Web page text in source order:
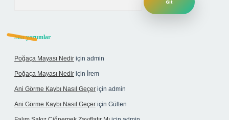
Son yorumlar
Poğaça Mayası Nedir için admin
Poğaça Mayası Nedir için İrem
Ani Görme Kaybı Nasıl Geçer için admin
Ani Görme Kaybı Nasıl Geçer için Gülten